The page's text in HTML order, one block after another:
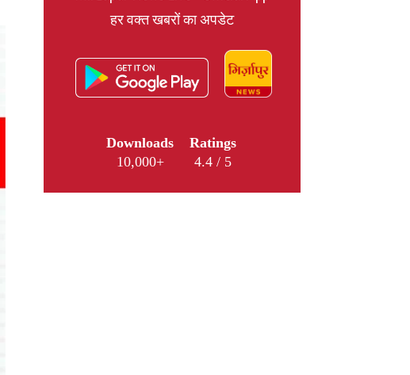
हर वक्त खबरों का अपडेट
Downloads
10,000+
Ratings
4.4 / 5